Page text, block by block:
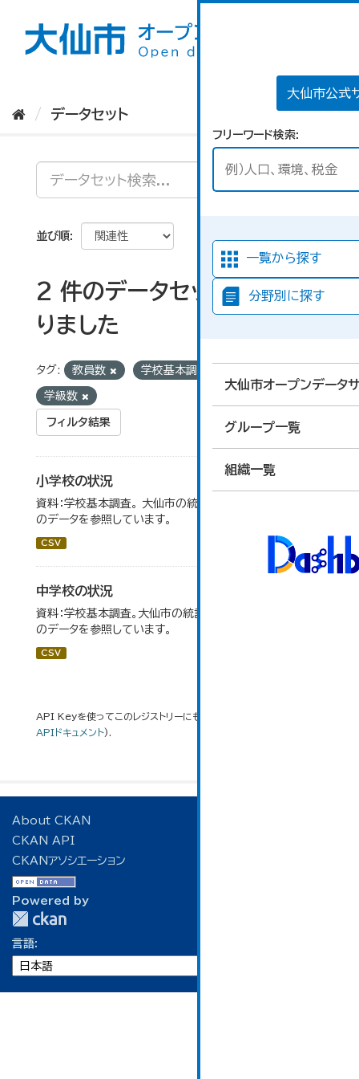
大仙市公式
フリーワード検索
一覧から探す
分野別に探す
大仙市オープンデータ
グループ一覧
組織一覧
データセット
並び順
2 件のデータセットが見つか
りました
タグ: 教員数 学校基本調査
学級数
フィルタ結果
小学校の状況
資料：学校基本調査。 大仙市の統計「14-3 小学校の状況」
のデータを参照しています。
CSV
中学校の状況
資料：学校基本調査。大仙市の統計「14-5 中学校の状況」
のデータを参照しています。
CSV
API Keyを使ってこのレジストリーにもアクセス可能です
APIドキュメント).
About CKAN
CKAN API
CKANアソシエーション
Powered by
言語